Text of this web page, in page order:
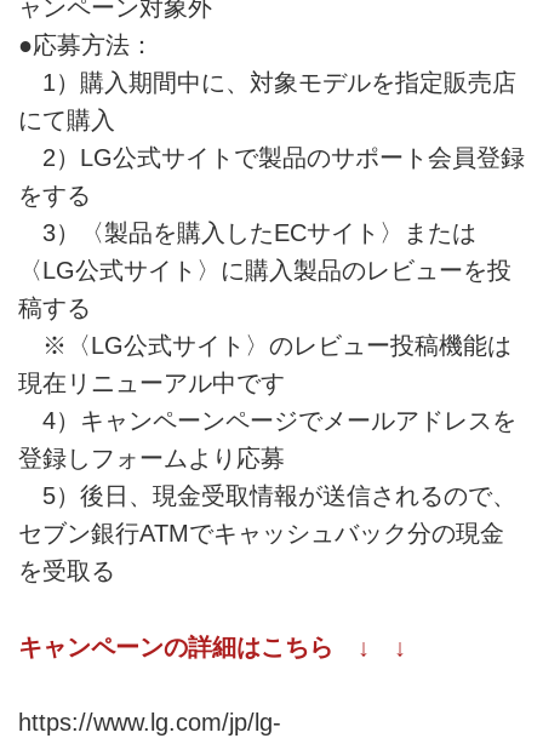
ャンペーン対象外
●応募方法：
1）購入期間中に、対象モデルを指定販売店
にて購入
2）LG公式サイトで製品のサポート会員登録
をする
3）〈製品を購入したECサイト〉または
〈LG公式サイト〉に購入製品のレビューを投
稿する
※〈LG公式サイト〉のレビュー投稿機能は
現在リニューアル中です
4）キャンペーンページでメールアドレスを
登録しフォームより応募
5）後日、現金受取情報が送信されるので、
セブン銀行ATMでキャッシュバック分の現金
を受取る
キャンペーンの詳細はこちら ↓ ↓
https://www.lg.com/jp/lg-